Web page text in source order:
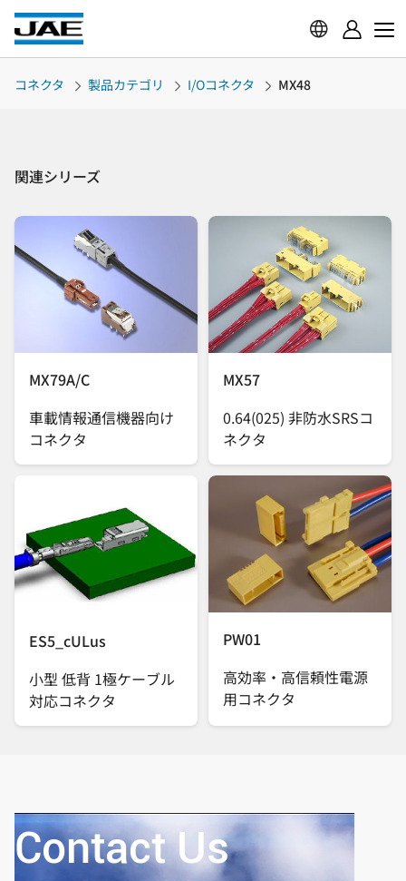
コネクタ 製品カテゴリ I/Oコネクタ MX48
関連シリーズ
MX79A/C
車載情報通信機器向け
コネクタ
MX57
0.64(025) 非防水SRSコ
ネクタ
ES5_cULus
小型 低背 1極ケーブル
対応コネクタ
PW01
高効率・高信頼性電源
用コネクタ
Contact Us